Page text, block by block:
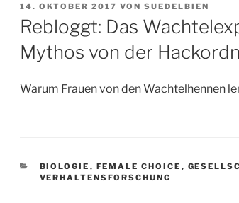
VERÖFFENTLICHT
AM
14. OKTOBER 2017 VON SUEDELBIEN
Rebloggt: Das
Mythos von der
Warum Frauen von den Wachtelhennen
KATEGORIEN
BIOLOGIE , FEMALE CHOICE ,
VERHALTENSFORSCHUNG